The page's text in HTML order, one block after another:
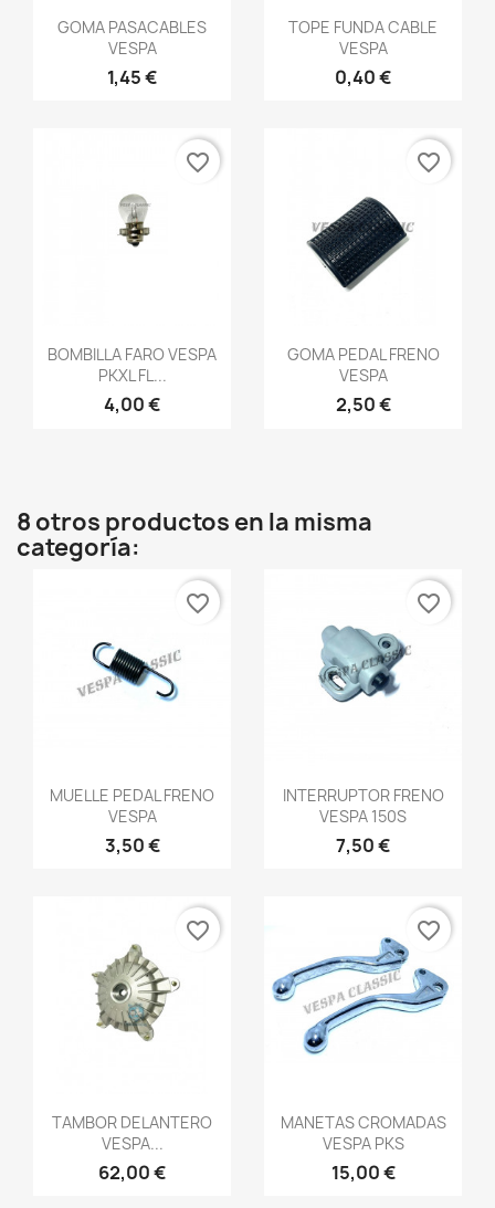
Vista rápida
GOMA PASACABLES
VESPA
1,45 €
Vista rápida
TOPE FUNDA CABLE
VESPA
0,40 €
Vista rápida
BOMBILLA FARO VESPA
PKXL FL...
4,00 €
favorite_border
Vista rápida
GOMA PEDAL FRENO
VESPA
2,50 €
favorite_border
8 otros productos en la misma
categoría:
Vista rápida
MUELLE PEDAL FRENO
VESPA
3,50 €
favorite_border
Vista rápida
INTERRUPTOR FRENO
VESPA 150S
7,50 €
favorite_border
Vista rápida
TAMBOR DELANTERO
VESPA...
62,00 €
favorite_border
Vista rápida
MANETAS CROMADAS
VESPA PKS
15,00 €
favorite_border